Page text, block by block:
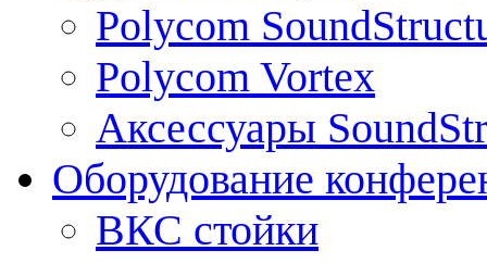
Polycom
Polycom Vortex
Аксессуары
Оборудование
ВКС стойки